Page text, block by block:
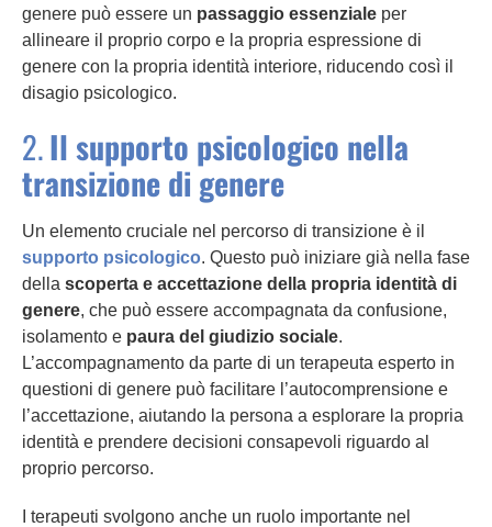
genere può essere un passaggio essenziale per
allineare il proprio corpo e la propria espressione di
genere con la propria identità interiore, riducendo così il
disagio psicologico.
2.Il supporto psicologico nella
transizione di genere
Un elemento cruciale nel percorso di transizione è il
supporto psicologico. Questo può iniziare già nella fase
della scoperta e accettazione della propria identità di
genere, che può essere accompagnata da confusione,
isolamento e paura del giudizio sociale.
L’accompagnamento da parte di un terapeuta esperto in
questioni di genere può facilitare l’autocomprensione e
l’accettazione, aiutando la persona a esplorare la propria
identità e prendere decisioni consapevoli riguardo al
proprio percorso.
I terapeuti svolgono anche un ruolo importante nel